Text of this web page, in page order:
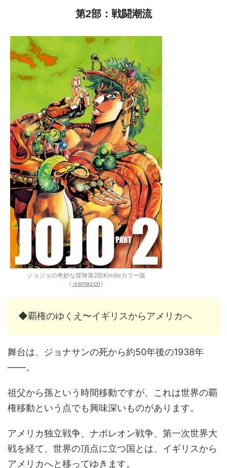
第2部：戦闘潮流
ジョジョの奇妙な冒険第2部Kindleカラー版
（ →amazon ）
◆覇権のゆくえ〜イギリスからアメリカへ
舞台は、ジョナサンの死から約50年後の1938年
――。
祖父から孫という時間移動ですが、これは世界の覇
権移動という点でも興味深いものがあります。
アメリカ独立戦争、ナポレオン戦争、第一次世界大
戦を経て、世界の頂点に立つ国とは、イギリスから
アメリカへと移ってゆきます。